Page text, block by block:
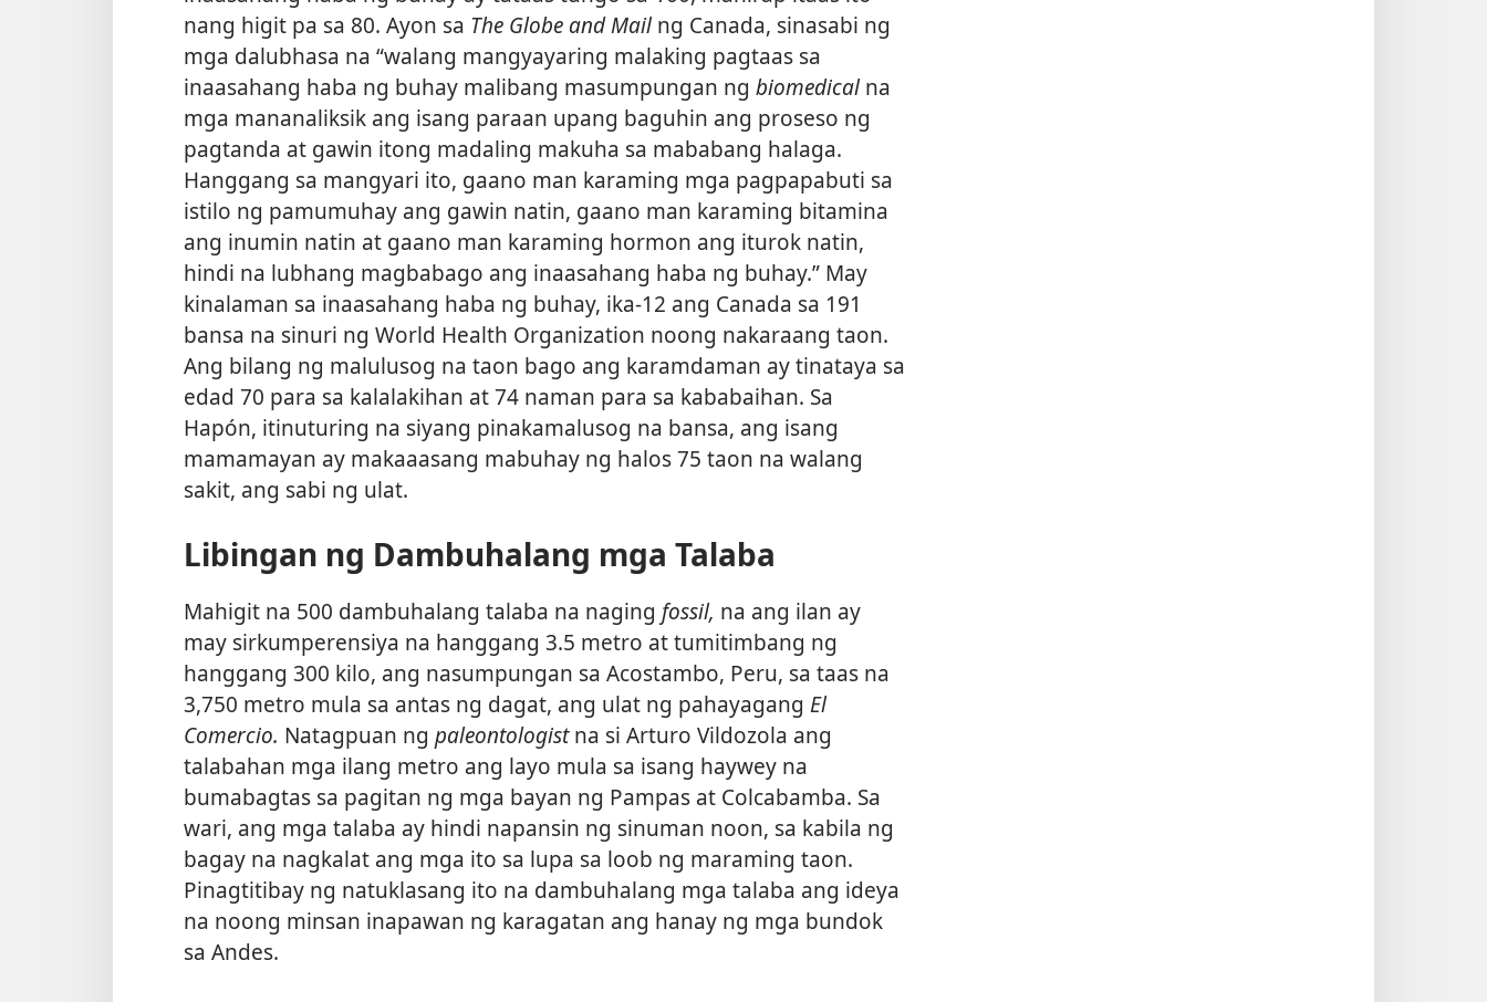
nang higit pa sa 80. Ayon sa The Globe and Mailng Canada, sinasabi ng
mga dalubhasa na “walang mangyayaring malaking pagtaas sa
inaasahang haba ng buhay malibang masumpungan ng biomedicalna
mga mananaliksik ang isang paraan upang baguhin ang proseso ng
pagtanda at gawin itong madaling makuha sa mababang halaga.
Hanggang sa mangyari ito, gaano man karaming mga pagpapabuti sa
istilo ng pamumuhay ang gawin natin, gaano man karaming bitamina
ang inumin natin at gaano man karaming hormon ang iturok natin,
hindi na lubhang magbabago ang inaasahang haba ng buhay.” May
kinalaman sa inaasahang haba ng buhay, ika-12 ang Canada sa 191
bansa na sinuri ng World Health Organization noong nakaraang taon.
Ang bilang ng malulusog na taon bago ang karamdaman ay tinataya sa
edad 70 para sa kalalakihan at 74 naman para sa kababaihan. Sa
Hapón, itinuturing na siyang pinakamalusog na bansa, ang isang
mamamayan ay makaaasang mabuhay ng halos 75 taon na walang
sakit, ang sabi ng ulat.
Libingan ng Dambuhalang mga Talaba
Mahigit na 500 dambuhalang talaba na naging fossil, na ang ilan ay
may sirkumperensiya na hanggang 3.5 metro at tumitimbang ng
hanggang 300 kilo, ang nasumpungan sa Acostambo, Peru, sa taas na
3,750 metro mula sa antas ng dagat, ang ulat ng pahayagang El
Comercio. Natagpuan ng paleontologistna si Arturo Vildozola ang
talabahan mga ilang metro ang layo mula sa isang haywey na
bumabagtas sa pagitan ng mga bayan ng Pampas at Colcabamba. Sa
wari, ang mga talaba ay hindi napansin ng sinuman noon, sa kabila ng
bagay na nagkalat ang mga ito sa lupa sa loob ng maraming taon.
Pinagtitibay ng natuklasang ito na dambuhalang mga talaba ang ideya
na noong minsan inapawan ng karagatan ang hanay ng mga bundok
sa Andes.